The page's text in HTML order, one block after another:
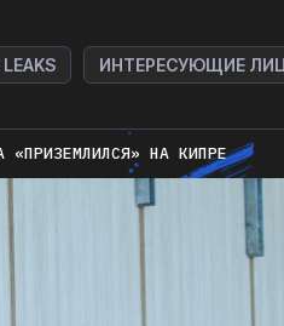
LEAKS ИНТЕРЕСУЮЩИЕ
«ПРИЗЕМЛИЛСЯ» НА КИПРЕ